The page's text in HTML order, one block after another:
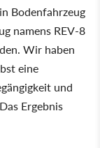
Bodenfahrzeug
namens REV-8
Wir haben
eine
und
Ergebnis